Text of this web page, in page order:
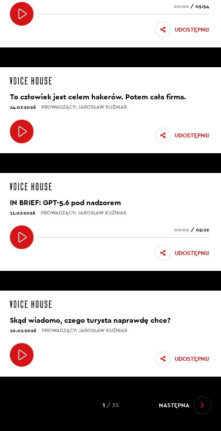
00:00 / 05:54
UDOSTĘPNIJ
To człowiek jest celem hakerów. Potem cała firma.
14.07.2026 PROWADZĄCY: JAROSŁAW KUŹNIAR
UDOSTĘPNIJ
IN BRIEF: GPT-5.6 pod nadzorem
11.07.2026 PROWADZĄCY: JAROSŁAW KUŹNIAR
00:00 / 05:12
UDOSTĘPNIJ
Skąd wiadomo, czego turysta naprawdę chce?
10.07.2026 PROWADZĄCY: JAROSŁAW KUŹNIAR
UDOSTĘPNIJ
NASTĘPNA
1 / 35